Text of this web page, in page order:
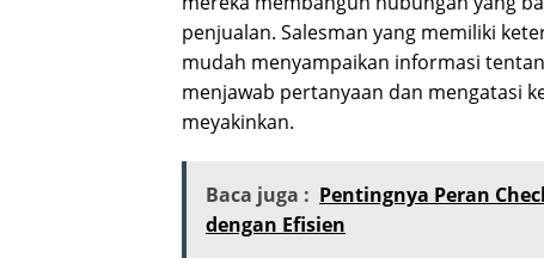
penjualan. Salesman yang memiliki
mudah menyampaikan informasi
menjawab pertanyaan dan mengatasi
meyakinkan.
Baca juga : Pentingnya Peran
dengan Efisien